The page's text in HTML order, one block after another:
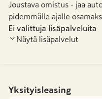
Joustava omistus - jaa
pidemmälle ajalle
Ei valittuja lisäpalveluita
Näytä lisäpalvelut
Yksityisleasing